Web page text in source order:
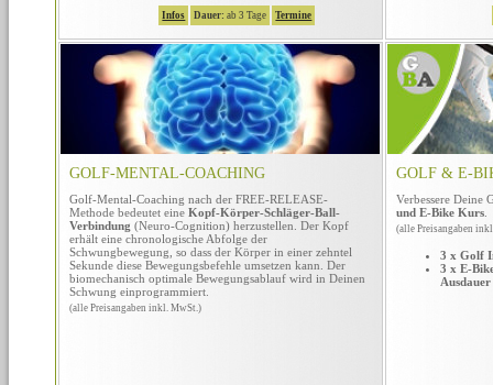
Infos Dauer: ab 3 Tage Termine
GOLF-MENTAL-COACHING
Golf-Mental-Coaching nach der FREE-RELEASE-
Methode bedeutet eineKopf-Körper-Schläger-Ball-
Verbindung (Neuro-Cognition) herzustellen. Der Kopf
erhält eine chronologische Abfolge der
Schwungbewegung, so dass der Körper in einer zehntel
Sekunde diese Bewegungsbefehle umsetzen kann. Der
biomechanisch optimale Bewegungsablauf wird in Deinen
Schwung einprogrammiert.
(alle Preisangaben inkl. MwSt.)
GOLF & E-
Verbessere Deine
und E-Bike Kurs
(alle Preisangaben
3 x Golf
3 x E-
Ausdauer